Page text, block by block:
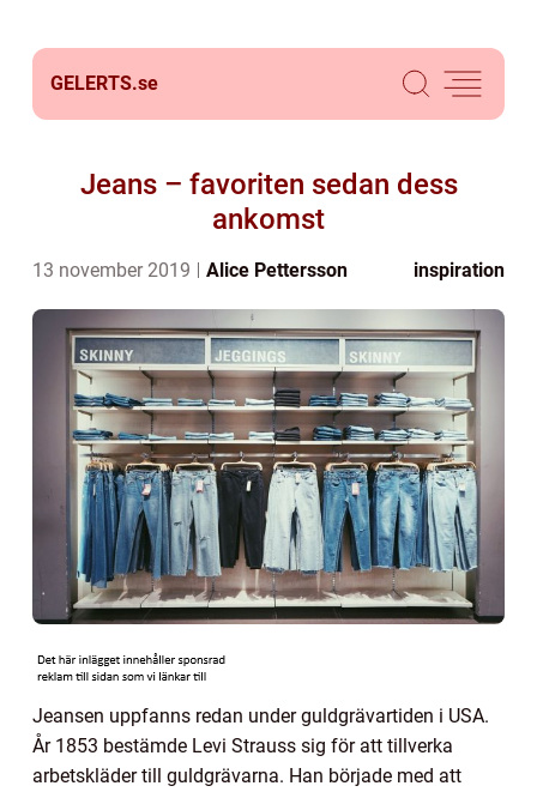
GELERTS.se
Jeans – favoriten sedan dess
ankomst
13 november 2019 Alice Pettersson inspiration
Jeansen uppfanns redan under guldgrävartiden i USA.
År 1853 bestämde Levi Strauss sig för att tillverka
arbetskläder till guldgrävarna. Han började med att